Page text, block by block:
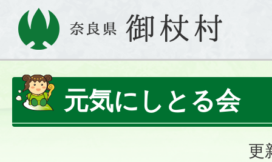
元気にしとる会
更